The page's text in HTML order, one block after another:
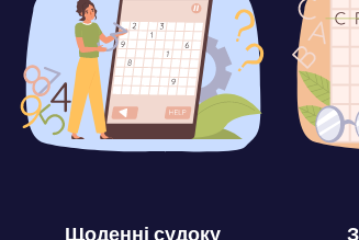
Щоденні судоку